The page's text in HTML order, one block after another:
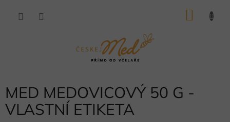
MED MEDOVICOVÝ 50 G -
VLASTNÍ ETIKETA